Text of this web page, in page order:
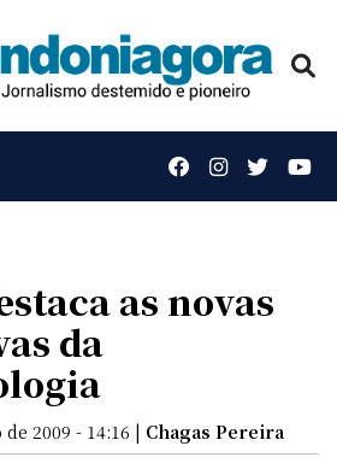
as novas
da
2009 - 14:16 | Chagas Pereira